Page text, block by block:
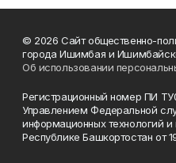
© 2026 Сайт общественно-
города Ишимбая и
Об использовании
Регистрационный номер ПИ
Управлением Федеральной
информационных технологий
Республике Башкортостан от